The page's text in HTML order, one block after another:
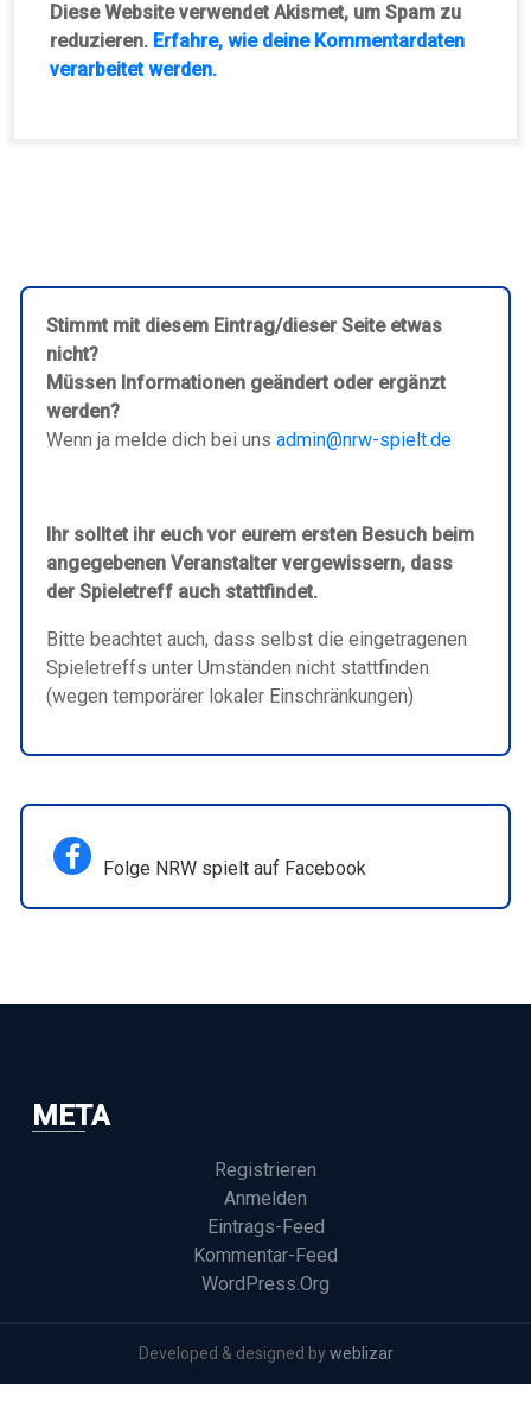
Diese Website verwendet Akismet, um Spam zu
reduzieren. Erfahre, wie deine Kommentardaten
verarbeitet werden.
Stimmt mit diesem Eintrag/dieser Seite etwas
nicht?
Müssen Informationen geändert oder ergänzt
werden?
Wenn ja melde dich bei uns admin@nrw-spielt.de
Ihr solltet ihr euch vor eurem ersten Besuch beim
angegebenen Veranstalter vergewissern, dass
der Spieletreff auch stattfindet.
Bitte beachtet auch, dass selbst die eingetragenen
Spieletreffs unter Umständen nicht stattfinden
(wegen temporärer lokaler Einschränkungen)
Folge NRW spielt auf Facebook
META
Registrieren
Anmelden
Eintrags-Feed
Kommentar-Feed
WordPress.org
Developed & designed byweblizar